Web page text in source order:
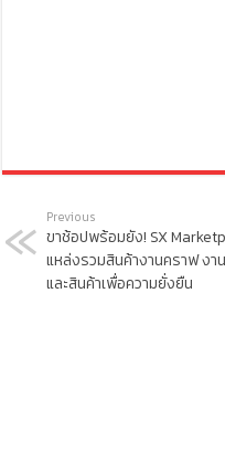
Previous
ขาช้อปพร้อมยัง! SX
แหล่งรวมสินค้างานคราฟ งา
และสินค้าเพื่อความยั่งยืน